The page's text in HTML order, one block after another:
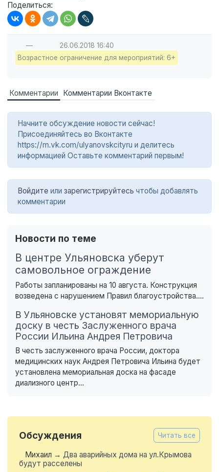
Поделиться:
— 26.06.2018 16:40
Возрастное ограничение для мероприятий: 6+
Комментарии Комментарии Вконтакте
Начните обсуждение новости сейчас!
Присоединяйтесь во Вконтакте
https://m.vk.com/ulyanovskcityru и делитесь
информацией Оставьте комментарий первым!
Войдите или зарегистрируйтесь чтобы добавлять
комментарии
Новости по теме
В центре Ульяновска уберут
самовольное ограждение
Работы запланированы на 10 августа. Конструкция
возведена с нарушением Правил благоустройства....
В Ульяновске установят мемориальную
доску в честь Заслуженного врача
России Ильина Андрея Петровича
В честь заслуженного врача России, доктора
медицинских наук Андрея Петровича Ильина будет
установлена мемориальная доска на фасаде
диализного центр...
Обсуждения Читать все
Михаил → Два аварийных дома на ул.Крымова
будут расселены